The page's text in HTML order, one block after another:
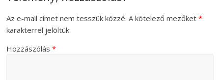
Az e-mail címet nem tesszük közzé. A kötelező mezőket*
karakterrel jelöltük
Hozzászólás*